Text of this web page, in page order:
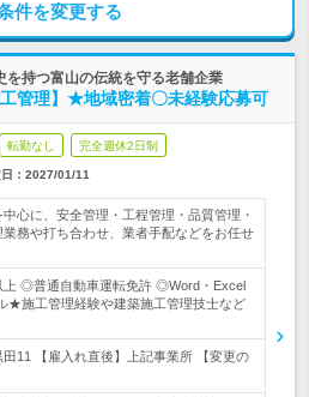
件を変更する
持つ富山の伝統を守る老舗企業
管理】★地域密着〇未経験応募可
転勤なし 完全週休2日制
： 2027/01/11
心に、安全管理・工程管理・品質管理・
務や打ち合わせ、業者手配などをお任せ
上 ◎普通自動車運転免許 ◎Word・Excel
★施工管理経験や建築施工管理技士など
11 【雇入れ直後】上記事業所 【変更の